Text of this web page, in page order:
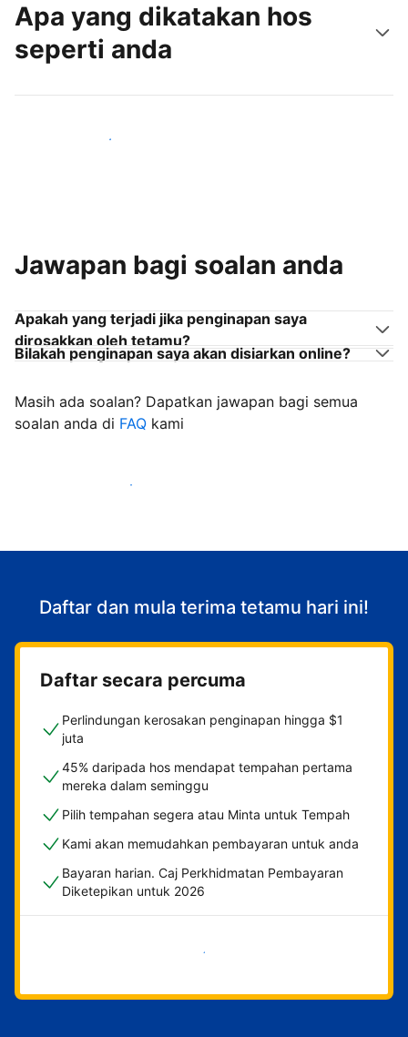
Apa yang dikatakan hos
seperti anda
Sertai hos seperti anda
Jawapan bagi soalan anda
Apakah yang terjadi jika penginapan saya
dirosakkan oleh tetamu?
Bilakah penginapan saya akan disiarkan online?
Masih ada soalan? Dapatkan jawapan bagi semua
soalan anda di FAQ kami
Mula mengalu-alukan tetamu
Daftar dan mula terima tetamu hari ini!
Daftar secara percuma
Perlindungan kerosakan penginapan hingga $1
juta
45% daripada hos mendapat tempahan pertama
mereka dalam seminggu
Pilih tempahan segera atau Minta untuk Tempah
Kami akan memudahkan pembayaran untuk anda
Bayaran harian. Caj Perkhidmatan Pembayaran
Diketepikan untuk 2026
Mulakan sekarang